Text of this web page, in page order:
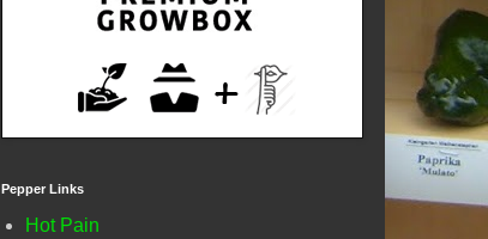
Pepper Links
Hot Pain